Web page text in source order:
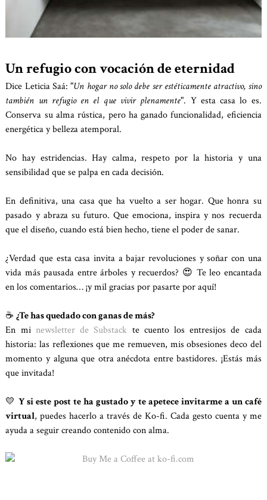
Un refugio con vocación de eternidad
Dice Leticia Saá: "Un hogar no solo debe ser estéticamente atractivo, sino
también un refugio en el que vivir plenamente". Y esta casa lo es.
Conserva su alma rústica, pero ha ganado funcionalidad, eficiencia
energética y belleza atemporal.
No hay estridencias. Hay calma, respeto por la historia y una
sensibilidad que se palpa en cada decisión.
En definitiva, una casa que ha vuelto a ser hogar. Que honra su
pasado y abraza su futuro. Que emociona, inspira y nos recuerda
que el diseño, cuando está bien hecho, tiene el poder de sanar.
¿Verdad que esta casa invita a bajar revoluciones y soñar con una
vida más pausada entre árboles y recuerdos? 😍 Te leo encantada
en los comentarios… ¡y mil gracias por pasarte por aquí!
☕¿Te has quedado con ganas de más?
En mi newsletter de Substack te cuento los entresijos de cada
historia: las reflexiones que me remueven, mis obsesiones deco del
momento y alguna que otra anécdota entre bastidores. ¡Estás más
que invitada!
💛Y si este post te ha gustado y te apetece invitarme a un café
virtual, puedes hacerlo a través de Ko-fi. Cada gesto cuenta y me
ayuda a seguir creando contenido con alma.